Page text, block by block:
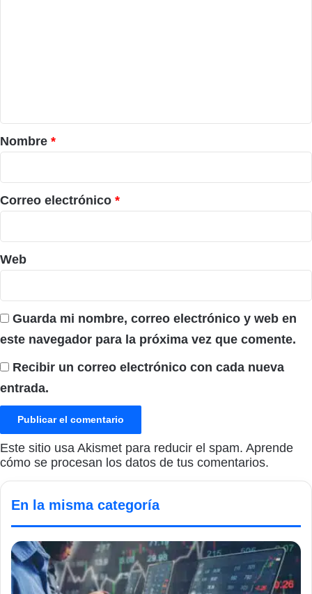
r
i
o
*
Nombre *
Correo electrónico *
Web
Guarda mi nombre, correo electrónico y web en
este navegador para la próxima vez que comente.
Recibir un correo electrónico con cada nueva
entrada.
Este sitio usa Akismet para reducir el spam. Aprende
cómo se procesan los datos de tus comentarios.
En la misma categoría